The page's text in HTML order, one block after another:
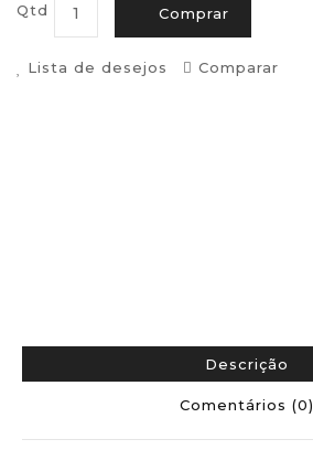
Qtd Comprar
Lista de desejos Comparar
Descrição
Comentários (0)